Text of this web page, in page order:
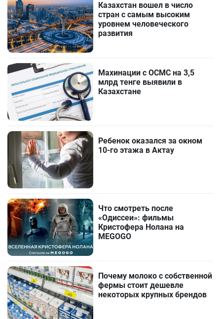
Казахстан вошел в число
стран с самым высоким
уровнем человеческого
развития
Махинации с ОСМС на 3,5
млрд тенге выявили в
Казахстане
Ребенок оказался за окном
10-го этажа в Актау
Что смотреть после
«Одиссеи»: фильмы
Кристофера Нолана на
MEGOGO
Почему молоко с собственной
фермы стоит дешевле
некоторых крупных брендов